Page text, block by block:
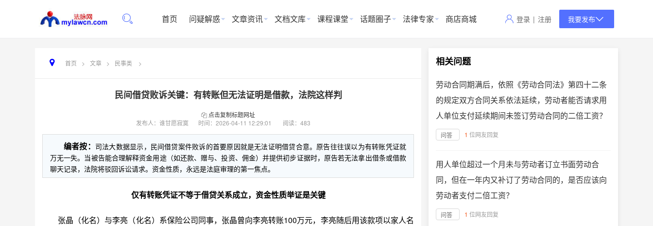
首页 问疑解惑 文章资讯 文档文库 课程课堂 话题圈子 法律专家 商店商城 登录 | 注册 我要发布
首页 > 文章 > 民事类 >
民间借贷败诉关键：有转账但无法证明是借款，法院这样判
点击复制标题网址
发布人：谁甘愿寂寞
时间： 2026-04-11 12:29:01 阅读：483
编者按： 司法大数据显示，民间借贷案件败诉的首要原因就是无法证明借贷合意。原告往往误以为有转账凭证就
万无一失。当被告能合理解释资金用途（如还款、赠与、投资、佣金）并提供初步证据时，原告若无法拿出借条或借款
聊天记录，法院将驳回诉讼请求。资金性质，永远是法庭审理的第一焦点。
仅有转账凭证不等于借贷关系成立，资金性质举证是关键
张晶（化名）与李亮（化名）系保险公司同事，张晶曾向李亮转账100万元，李亮随后用该款项以家人名
相关问题
劳动合同期满后，依照《劳动合同法》第四十二条
的规定双方合同关系依法延续，劳动者能否请求用
人单位支付延续期间未签订劳动合同的二倍工资？
问答 1 位网友回复
用人单位超过一个月未与劳动者订立书面劳动合
同，但在一年内又补订了劳动合同的，是否应该向
劳动者支付二倍工资？
问答 1 位网友回复